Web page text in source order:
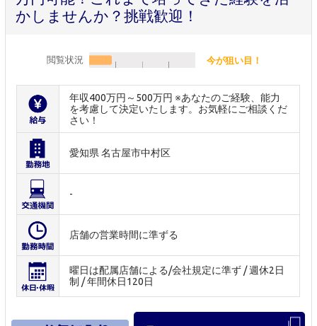
かしませんか？挑戦歓迎！
閲覧状況 今が狙い目！
年収400万円～500万円 ※あなたのご経験、能力
を考慮して決定いたします。お気軽にご相談くだ
さい！
愛知県 名古屋市中村区
-
店舗の営業時間に準ずる
曜日は配属店舗による/会社規定に準ず / 週休2日
制 / 年間休日120日